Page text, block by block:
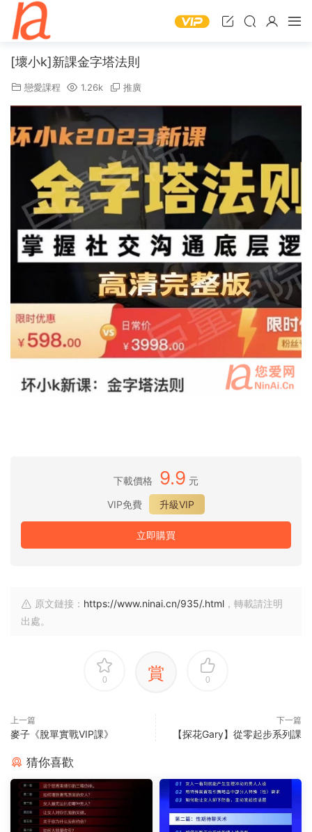
[壞小k]新課金字塔法則
戀愛課程 1.26k 推廣
下載價格 9.9 元
VIP免費
升級VIP
立即購買
原文鏈接： https://www.ninai.cn/935/.html ，轉載請注明
出處。
0 賞 0
上一篇
麥子《脫單實戰VIP課》
下一篇
【探花Gary】從零起步系列課
猜你喜歡